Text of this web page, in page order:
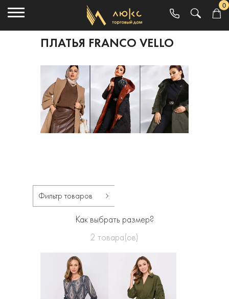
0
ПЛАТЬЯ FRANCO VELLO
Фильтр товаров
Как выбрать размер?
2 товара(ов)